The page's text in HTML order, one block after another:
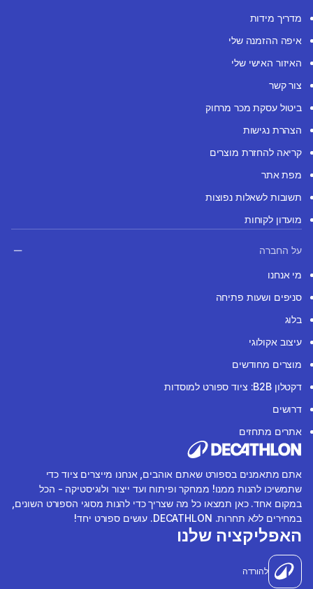
מדריך מידות
איפה ההזמנה שלי
האיזור האישי שלי
צור קשר
ביטול עסקת מכר מרחוק
הצהרת נגישות
קריאה להחזרת מוצרים
מפת אתר
תשובות לשאלות נפוצות
מועדון לקוחות
על החברה
מי אנחנו
סניפים ושעות פתיחה
בלוג
עיצוב אקולוגי
מוצרים מחודשים
דקטלון B2B: ציוד ספורט למוסדות
דרושים
אתרים מתחזים
אתם מתאמנים בספורט שאתם אוהבים, אנחנו מייצרים ציוד כדי
שתמשיכו להנות ממנו! ממחקר ופיתוח ועד ייצור ולוגיסטיקה - הכל
במקום אחד. כאן תמצאו כל מה שצריך כדי להנות מסוגי הספורט השונים,
במחירים ללא תחרות. DECATHLON. עושים ספורט יחד!
האפליקציה שלנו
להורדה